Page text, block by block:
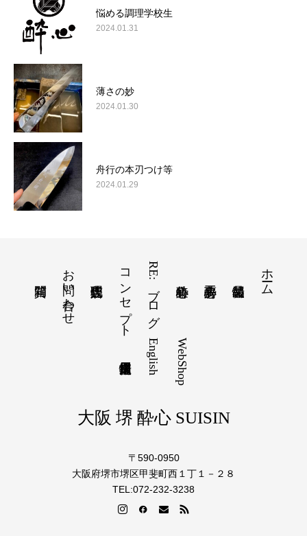
悩める調理学校生
2024.01.31
薄さの妙
2024.01.30
舟行の本刃つけ等
2024.01.29
ホーム
RE:ブログ
コンセプト
お問い合わせ
WebShop
English
大阪 堺 酔心 SUISIN
〒590-0950
大阪府堺市堺区甲斐町西１丁１－２８
TEL:072-232-3238